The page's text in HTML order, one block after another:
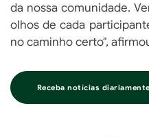
da nossa comunidade.
olhos de cada
no caminho certo",
Receba notícias